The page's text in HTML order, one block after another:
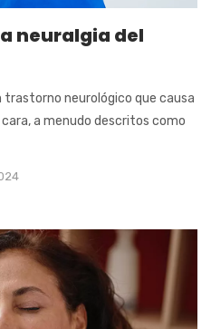
neuralgia del
trastorno neurológico que causa
a menudo descritos como